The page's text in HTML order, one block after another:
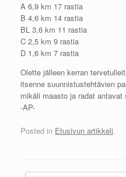
A 6,9 km 17 rastia
B 4,6 km 14 rastia
BL 3,6 km 11 rastia
C 2,5 km 9 rastia
D 1,6 km 7 rastia
Olette jälleen kerran
itsenne suunnistustehtävien
mikäli maasto ja radat antavat
-AP-
Posted in Etusivun artikkeli.